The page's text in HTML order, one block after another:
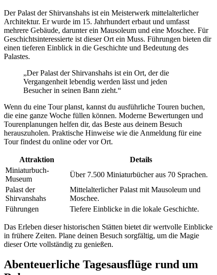
Der Palast der Shirvanshahs ist ein Meisterwerk mittelalterlicher
Architektur. Er wurde im 15. Jahrhundert erbaut und umfasst
mehrere Gebäude, darunter ein Mausoleum und eine Moschee. Für
Geschichtsinteressierte ist dieser Ort ein Muss. Führungen bieten dir
einen tieferen Einblick in die Geschichte und Bedeutung des
Palastes.
„Der Palast der Shirvanshahs ist ein Ort, der die
Vergangenheit lebendig werden lässt und jeden
Besucher in seinen Bann zieht.“
Wenn du eine Tour planst, kannst du ausführliche Touren buchen,
die eine ganze Woche füllen können. Moderne Bewertungen und
Tourenplanungen helfen dir, das Beste aus deinem Besuch
herauszuholen. Praktische Hinweise wie die Anmeldung für eine
Tour findest du online oder vor Ort.
Attraktion
Details
Miniaturbuch-
Museum
Über 7.500 Miniaturbücher aus 70 Sprachen.
Palast der
Shirvanshahs
Mittelalterlicher Palast mit Mausoleum und
Moschee.
Führungen
Tiefere Einblicke in die lokale Geschichte.
Das Erleben dieser historischen Stätten bietet dir wertvolle Einblicke
in frühere Zeiten. Plane deinen Besuch sorgfältig, um die Magie
dieser Orte vollständig zu genießen.
Abenteuerliche Tagesausflüge rund um